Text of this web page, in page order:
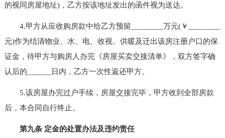
的视同房屋地址)，乙方按该地址发出的函件视为送达。
4.甲方从应收购房款中给乙方预留________万元(￥________
元)作为结清物业、水、电、收视、供暖及迁出该房注册户口的保
证金，待甲方与购房人办完《房屋买卖交接清单》，双方签字确
认后的______日内，乙方一次性返还甲方。
5.该房屋办完过户手续，房屋交接完毕，甲方收到全部房款
后，本合同自行终止。
第九条 定金的处置办法及违约责任